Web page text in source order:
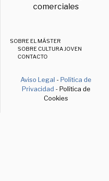
comerciales
SOBRE EL MÁSTER
SOBRE CULTURA JOVEN
CONTACTO
Aviso Legal -Política de
Privacidad - Política de
Cookies